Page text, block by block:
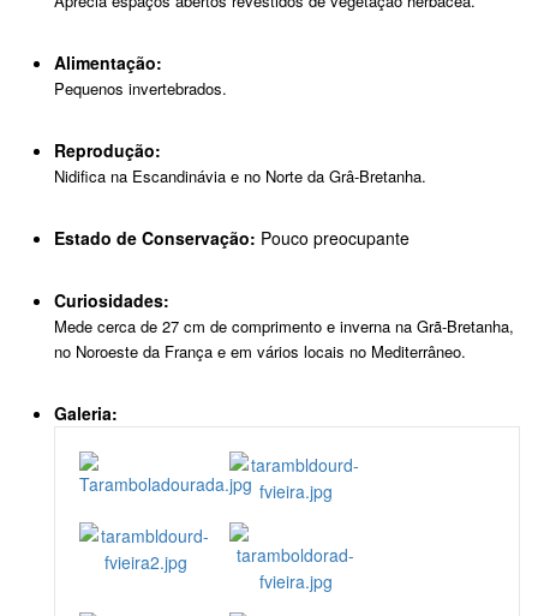
Alimentação:
Pequenos invertebrados.
Reprodução:
Nidifica na Escandinávia e no Norte da Grâ-Bretanha.
Estado de Conservação: Pouco preocupante
Curiosidades:
Mede cerca de 27 cm de comprimento e inverna na Grã-Bretanha,
no Noroeste da França e em vários locais no Mediterrâneo.
Galeria: